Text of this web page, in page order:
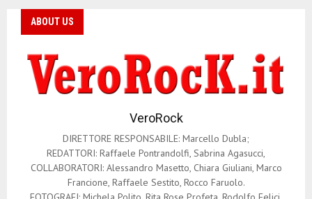
ABOUT US
VeroRock
DIRETTORE RESPONSABILE: Marcello Dubla;
REDATTORI: Raffaele Pontrandolfi, Sabrina Agasucci,
COLLABORATORI: Alessandro Masetto, Chiara Giuliani, Marco
Francione, Raffaele Sestito, Rocco Faruolo.